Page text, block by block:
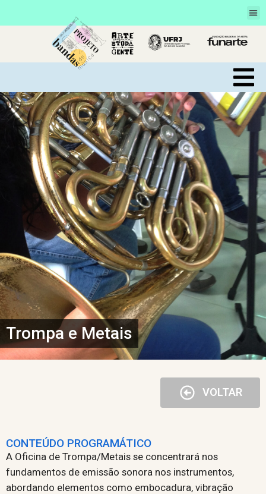
Trompa e Metais
VOLTAR
CONTEÚDO PROGRAMÁTICO
A Oficina de Trompa/Metais se concentrará nos
fundamentos de emissão sonora nos instrumentos,
abordando elementos como embocadura, vibração